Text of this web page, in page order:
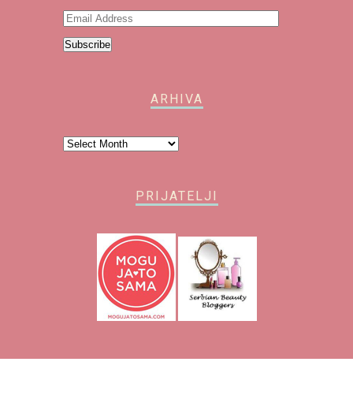
Email
Address
Subscribe
ARHIVA
Arhiva
PRIJATELJI